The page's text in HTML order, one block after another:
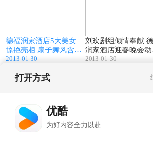
德福润家酒店5大美女
惊艳亮相 扇子舞风含情
水含笑
2013-01-30
刘欢剧组倾情奉献
润家酒店迎春晚会动
微电影
2013-01-30
打开方式
优酷
为好内容全力以赴